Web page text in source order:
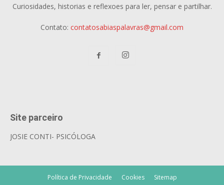
Curiosidades, historias e reflexoes para ler, pensar e partilhar.
Contato: contatosabiaspalavras@gmail.com
Site parceiro
JOSIE CONTI- PSICÓLOGA
Política de Privacidade Cookies Sitemap